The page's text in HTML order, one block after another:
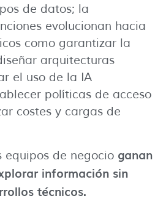
de datos; la
evolucionan hacia
como garantizar la
arquitecturas
el uso de la IA
políticas de acceso
costes y cargas de
de negocio ganan
información sin
técnicos.